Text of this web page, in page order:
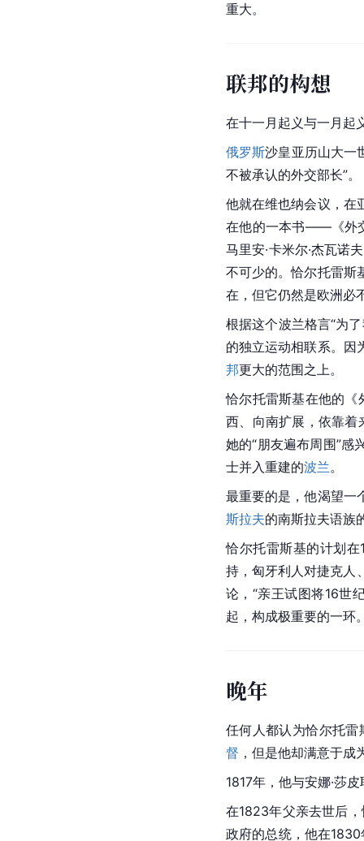
重大。
联邦的构想
在十一月起义与一月起
俄罗斯沙皇 亚历山大一
不被承认的外交部长”。
他就在维也纳会议，在
在他的一本书——《外
马里安·卡米尔·杰瓦诺
不可少的。恰尔托雷斯
在，但它仍然是欧洲必
根据这个波兰格言“为
的独立运动相联系。因
邦更大的范围之上。
恰尔托雷斯基在他的《
西、向南扩展，依靠着
她的“朋友遍布周围”感
士并入重建的波兰。
最重要的是，他渴望一
斯拉夫的南斯拉夫语族
恰尔托雷斯基的计划
持，匈牙利人对捷克人
论，“亲王试图将16世
起，构成极重要的一环
晚年
任何人都认为恰尔托雷
督 ，但是他却满意于
1817年，他与安娜·莎
在1823年父亲去世后
政府的总统，他在